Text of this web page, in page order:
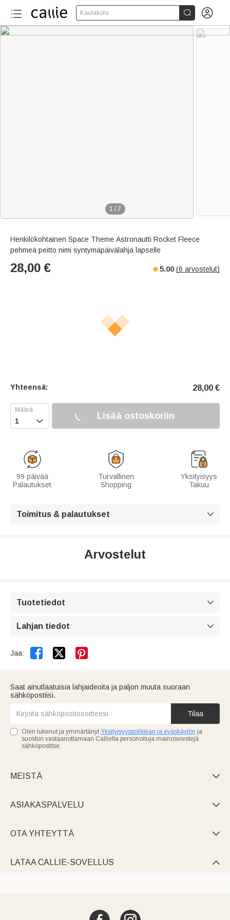
Kaulakoru  
1 / 7
Henkilökohtainen Space Theme Astronautti Rocket Fleece
pehmeä peitto nimi syntymäpäivälahja lapselle
28,00 € 5.00 (6 arvostelut)
Yhteensä: 28,00 €
 Lisää ostoskoriin
99 päivää
Palautukset
Turvallinen
Shopping
Yksityisyys
Takuu
Toimitus & palautukset 
Arvostelut
Tuotetiedot 
Lahjan tiedot 
Jaa:  
Saat ainutlaatuisia lahjaideoita ja paljon muuta suoraan
sähköpostiisi.
Tilaa
Olen lukenut ja ymmärtänyt Yksityisyyspolitiikan ja eväskäytön ja
suostun vastaanottamaan Callielta personoituja mainosviestejä
sähköpostitse.
MEISTÄ 
ASIAKASPALVELU 
OTA YHTEYTTÄ 
LATAA CALLIE-SOVELLUS 